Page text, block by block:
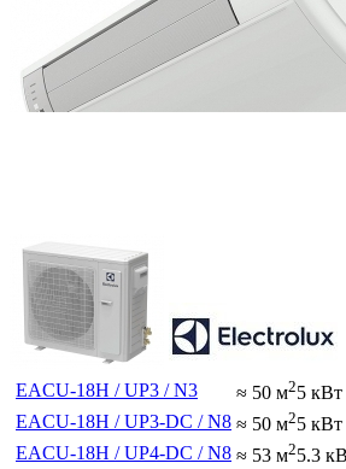
EACU-18H / UP3 / N3 ≈ 50 м25 кВт
EACU-18H / UP3-DC / N8 ≈ 50 м25 кВт
EACU-18H / UP4-DC / N8 ≈ 53 м25.3